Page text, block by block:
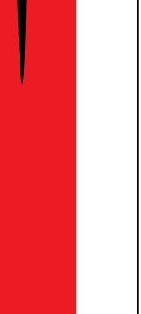
och
smidig prestanda
TV för daglig
och stöd för dina